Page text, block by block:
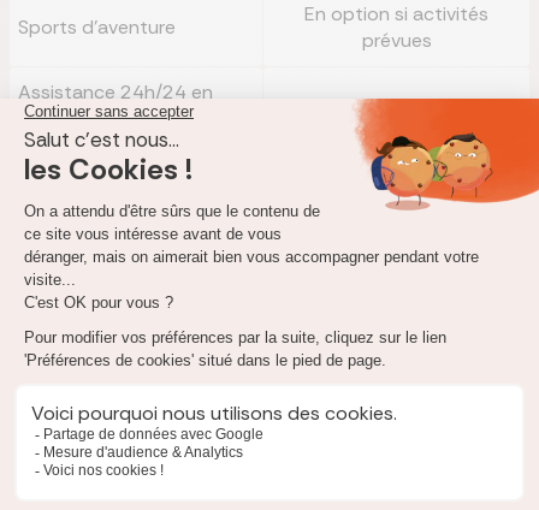
Sports d'aventure
En option si activités
prévues
Assistance 24h/24 en
français
Indispensable
Téléconsultation médicale
Très utile dans les zones
isolées
Avance de fonds / perte
de documents
Recommandé
Comparatif des meilleures assurances voyage pour
Réassurez-moi a comparé les offres de plusieurs partenaires
pour vous aider à trouver le contrat le plus adapté à votre
voyage en Colombie. Voici un aperçu des principales formules